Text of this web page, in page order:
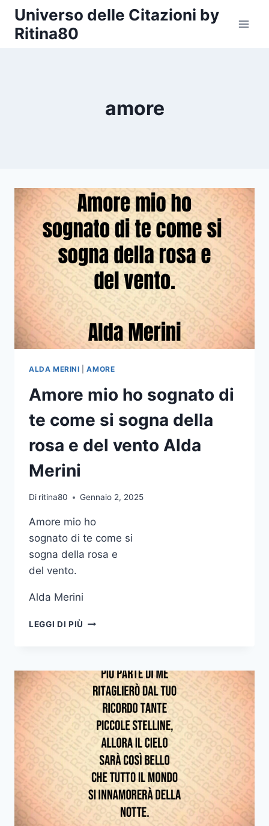
Salta
contenuto
Universo delle Citazioni by
Ritina80
amore
ALDA MERINI |AMORE
Amore mio ho sognato di
te come si sogna della
rosa e del vento Alda
Merini
Di ritina80 Gennaio 2, 2025
Amore mio ho
sognato di te come si
sogna della rosa e
del vento.
Alda Merini
LEGGI DI PIÙ AMORE
DI
TE
COME
SOGNA
DELLA
ROSA
DEL
VENTO
ALDA
MERINI